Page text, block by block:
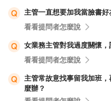
輕易做出激動或衝動的行動
加強網絡安全意識：
在線上保護個人隱私需要不
意識，避免點擊可疑連結、
等，可以幫助您保護個人資
最重要的是要保護自己的隱
主管一直想要加我當臉書
看看提問者怎麼說
女業務主管對我過度關懷
看看提問者怎麼說
主管常故意找事留我加班
麼辦？